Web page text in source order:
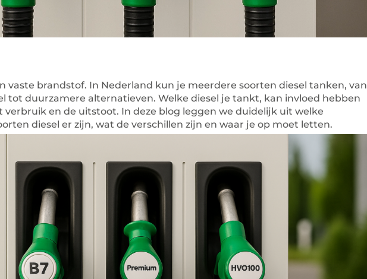
vaste brandstof. In Nederland kun je meerdere soorten diesel tanken, van
tot duurzamere alternatieven. Welke diesel je tankt, kan invloed hebben
verbruik en de uitstoot. In deze blog leggen we duidelijk uit welke
diesel er zijn, wat de verschillen zijn en waar je op moet letten.